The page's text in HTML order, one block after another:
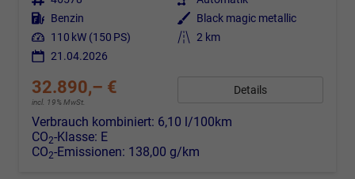
Kraftstoff Benzin Außenfarbe
Black magic metallic
Leistung 110 kW (150 PS) Kilometerstand 2 km
21.04.2026
32.890,– €
incl. 19% MwSt.
Details
Verbrauch kombiniert: 6,10 l/100km
CO2-Klasse: E
CO2-Emissionen: 138,00 g/km